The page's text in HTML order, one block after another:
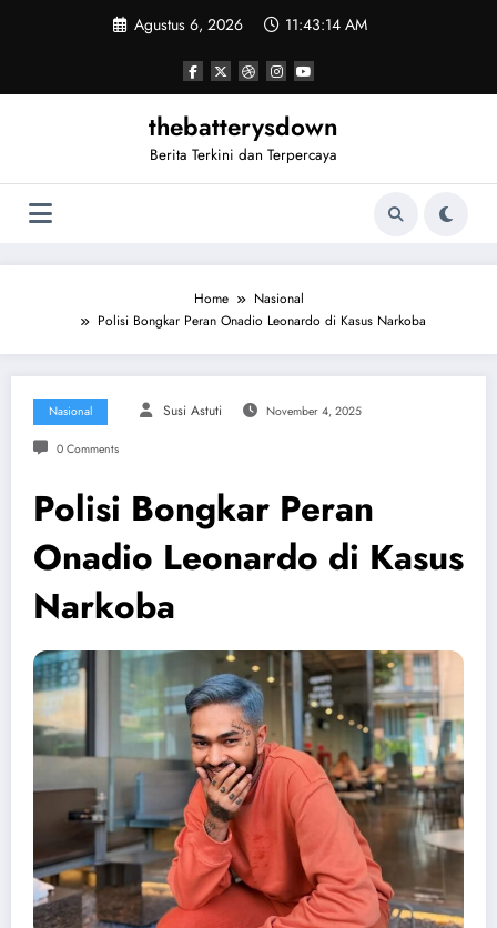
Agustus 6, 2026 11:43:15 AM
thebatterysdown
Berita Terkini dan Terpercaya
Home
Nasional
Polisi Bongkar Peran Onadio Leonardo di Kasus Narkoba
Nasional Susi Astuti November 4, 2025
0 Comments
Polisi Bongkar Peran
Onadio Leonardo di Kasus
Narkoba